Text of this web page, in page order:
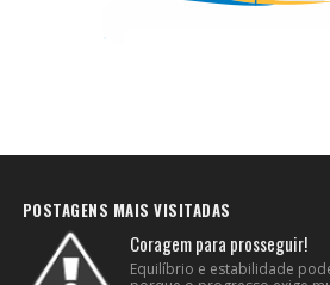
POSTAGENS MAIS VISITADAS
Coragem para prosseguir!
Equilíbrio e estabilidade